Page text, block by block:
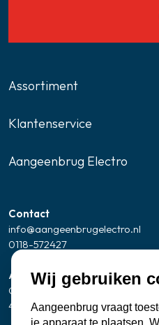
Assortiment
Klantenservice
Aangeenbrug Electro
Contact
info@aangeenbrugelectro.nl
0118-572427
Adresgegevens Showroom/
Oude Zandweg 24
4361 SK Westkapelle
Wij gebruiken
Aangeenbrug vraagt